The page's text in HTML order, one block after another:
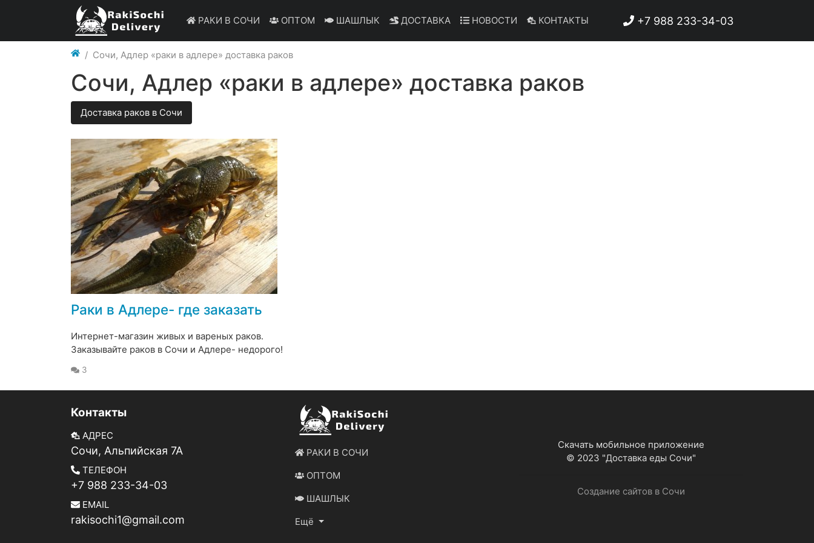
РАКИ В СОЧИ ОПТОМ ШАШЛЫК ДОСТАВКА НОВОСТИ КОНТАКТЫ +7 988 233-34-03
Сочи, Адлер «раки в адлере» доставка раков
Сочи, Адлер «раки в адлере» доставка раков
Доставка раков в Сочи
Раки в Адлере- где заказать
Интернет-магазин живых и вареных раков.
Заказывайте раков в Сочи и Адлере- недорого!
3
Контакты
АДРЕС
Сочи, Альпийская 7А
ТЕЛЕФОН
+7 988 233-34-03
EMAIL
rakisochi1@gmail.com
РАКИ В СОЧИ
ОПТОМ
ШАШЛЫК
Ещё
Скачать мобильное приложение
© 2023 "Доставка еды Сочи"
Создание сайтов в Сочи